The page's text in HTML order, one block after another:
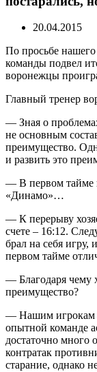
20.04.2015
По просьбе нашего
команды подвел
воронежцы
Главный тренер
— Зная о
не основным
преимущество.
и развить это
— В первом тайме
«Динамо»…
— К перерыву
счете – 16:12.
брал на себя игру,
первом тайме
— Благодаря чему
преимущество?
— Нашим игрокам
опытной команде
достаточно много
контратак
старание, однако